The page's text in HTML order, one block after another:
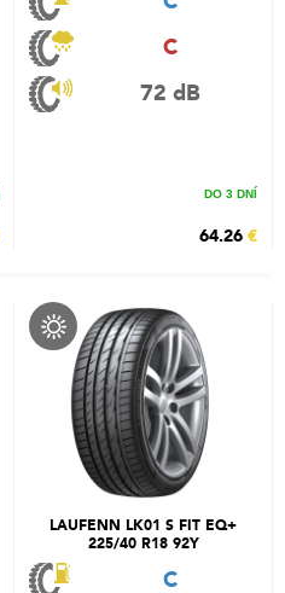
C
72 dB
DO 3 DNÍ
64.26 €
LAUFENN LK01 S FIT EQ+
225/40 R18 92Y
C